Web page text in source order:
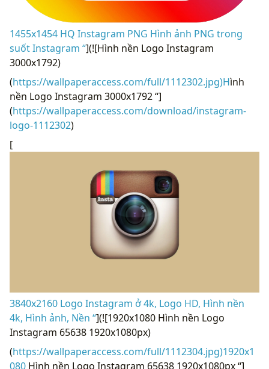
1455x1454 HQ Instagram PNG Hình ảnh PNG trong
suốt Instagram “](![Hình nền Logo Instagram
3000x1792)
(https://wallpaperaccess.com/full/1112302.jpg)Hình
nền Logo Instagram 3000x1792 “]
(https://wallpaperaccess.com/download/instagram-
logo-1112302)
[
3840x2160 Logo Instagram ở 4k, Logo HD, Hình nền
4k, Hình ảnh, Nền “](![1920x1080 Hình nền Logo
Instagram 65638 1920x1080px)
(https://wallpaperaccess.com/full/1112304.jpg)1920x1
080 Hình nền Logo Instagram 65638 1920x1080px “]